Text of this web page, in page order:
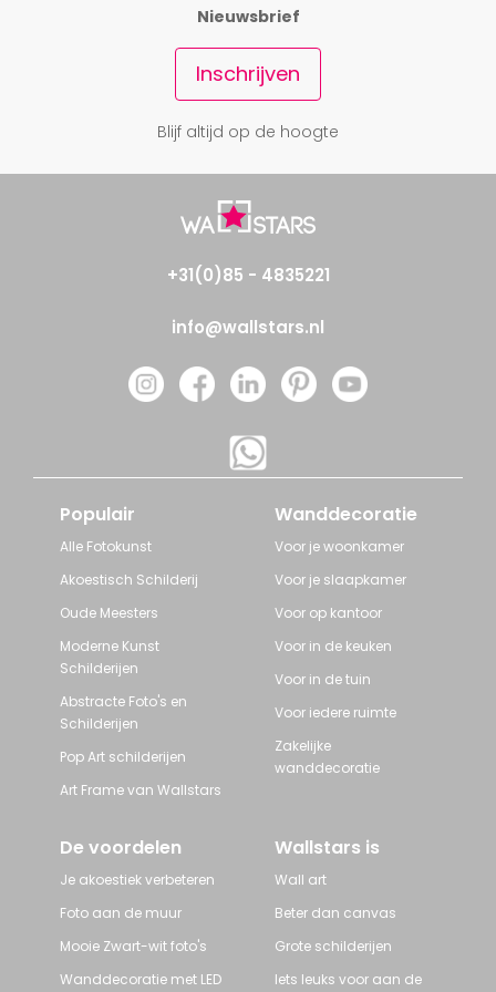
Nieuwsbrief
Inschrijven
Blijf altijd op de hoogte
+31(0)85 - 4835221
info@wallstars.nl
Populair
Alle Fotokunst
Akoestisch Schilderij
Oude Meesters
Moderne Kunst
Schilderijen
Abstracte Foto's en
Schilderijen
Pop Art schilderijen
Art Frame van Wallstars
Wanddecoratie
Voor je woonkamer
Voor je slaapkamer
Voor op kantoor
Voor in de keuken
Voor in de tuin
Voor iedere ruimte
Zakelijke
wanddecoratie
De voordelen
Je akoestiek verbeteren
Foto aan de muur
Mooie Zwart-wit foto's
Wanddecoratie met LED
Wallstars is
Wall art
Beter dan canvas
Grote schilderijen
Iets leuks voor aan de